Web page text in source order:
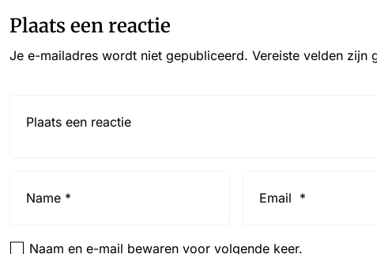
Plaats een reactie
Je e-mailadres wordt niet gepubliceerd. Vereiste velden zijn
Naam en e-mail bewaren voor volgende keer.